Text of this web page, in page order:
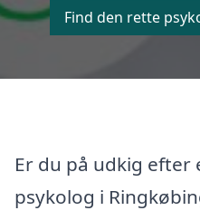
Find den rette
Er du på udkig efter
psykolog i